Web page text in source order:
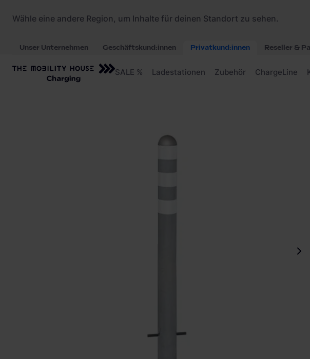
Startseite / Ladezubehör / Moravia Anfahrtsschutz City